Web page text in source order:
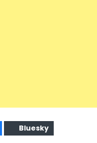
Bluesky